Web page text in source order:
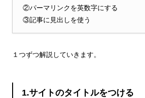
②パーマリンクを英数字にする
③記事に見出しを使う
１つずつ解説していきます。
1.サイトのタイトルをつける